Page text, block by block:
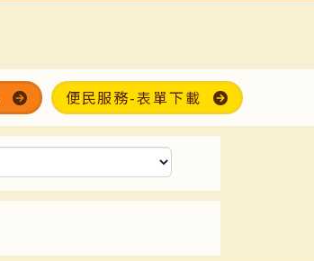
便民服務-表單下載